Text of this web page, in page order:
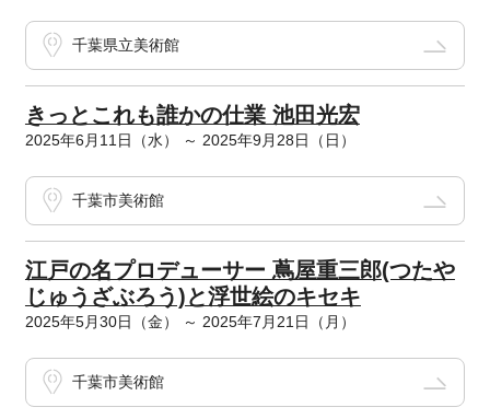
千葉県立美術館
きっとこれも誰かの仕業 池田光宏
2025年6月11日（水） ～ 2025年9月28日（日）
千葉市美術館
江戸の名プロデューサー 蔦屋重三郎(つたや
じゅうざぶろう)と浮世絵のキセキ
2025年5月30日（金） ～ 2025年7月21日（月）
千葉市美術館